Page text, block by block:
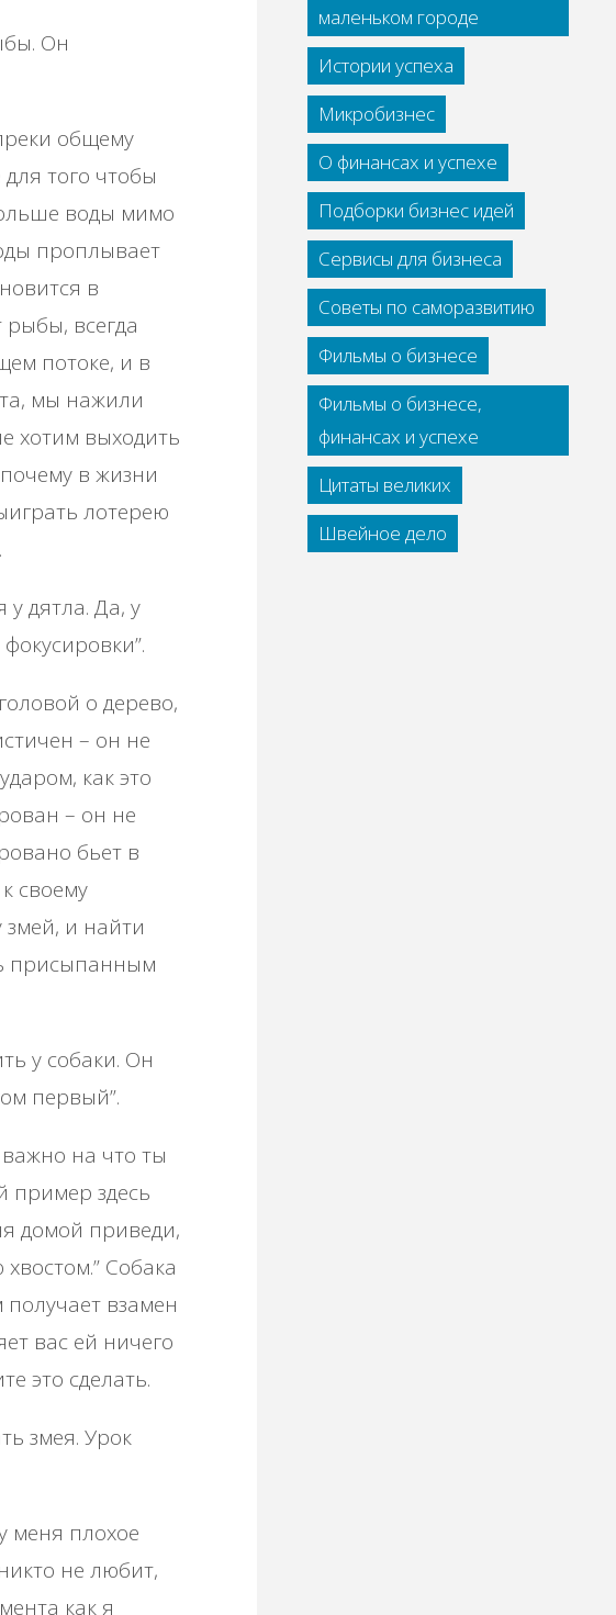
Он
общему
того чтобы
воды мимо
проплывает
в
рыбы, всегда
потоке, и в
мы нажили
хотим выходить
в жизни
лотерею
дятла. Да, у
о дерево,
– он не
как это
– он не
бьет в
своему
змей, и найти
присыпанным
у собаки. Он
первый”.
на что ты
пример здесь
домой приведи,
Собака
взамен
вас ей ничего
это сделать.
змея. Урок
меня плохое
не любит,
как я
маленьком городе
Истории успеха
Микробизнес
О финансах и успехе
Подборки бизнес идей
Сервисы для бизнеса
Советы по саморазвитию
Фильмы о бизнесе
Фильмы о бизнесе,
финансах и успехе
Цитаты великих
Швейное дело